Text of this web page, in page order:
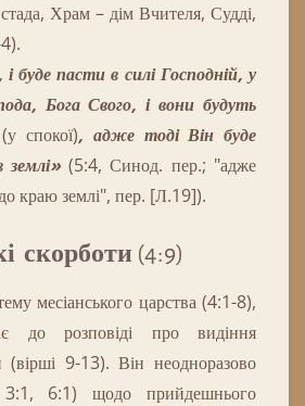
Храм – дім Вчителя, Судді,
буде пасти в силі Господній, у
Бога Свого, і вони будуть
спокої), адже тоді Він буде
землі»(5:4, Синод. пер.; "адже
краю землі", пер. [Л.19]).
скорботи (4:9)
месіанського царства (4:1-8),
до розповіді про
видіння
(вірші 9-13). Він неодноразово
3:1, 6:1) щодо прийдешнього